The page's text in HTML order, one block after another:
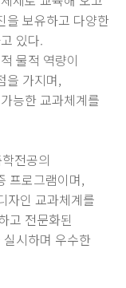
을 보유하고 다양한
있다.
물적 역량이
을 가지며,
능한 교과체계를
전공의
프로그램이며,
자인 교과체계를
고 전문화된
시하며 우수한